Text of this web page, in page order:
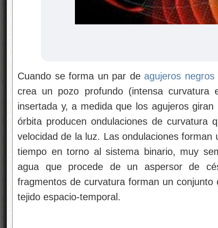
Cuando se forma un par de agujeros negros
crea un pozo profundo (intensa curvatura
insertada y, a medida que los agujeros
órbita producen ondulaciones de curvatura
velocidad de la luz. Las ondulaciones
tiempo en torno al sistema binario, muy
agua que procede de un aspersor de
fragmentos de curvatura forman un
tejido espacio-temporal.